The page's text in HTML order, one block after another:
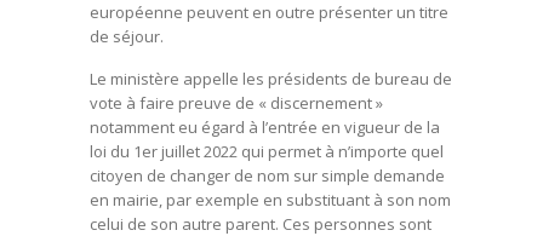
européenne peuvent en outre présenter un titre
de séjour.
Le ministère appelle les présidents de bureau de
vote à faire preuve de « discernement »
notamment eu égard à l’entrée en vigueur de la
loi du 1er juillet 2022 qui permet à n’importe quel
citoyen de changer de nom sur simple demande
en mairie, par exemple en substituant à son nom
celui de son autre parent. Ces personnes sont